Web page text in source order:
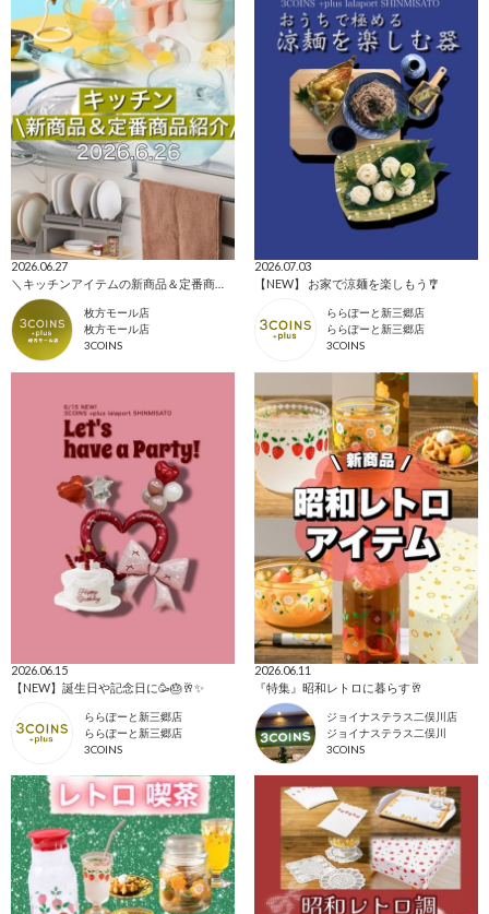
2026.06.27
枚方モール店
枚方モール店
3COINS
2026.07.03
【NEW】 お家で涼麺を楽しもう🎐
ららぽーと新三郷店
ららぽーと新三郷店
3COINS
2026.06.15
【NEW】誕生日や記念日に🥳🎂🥂✨
ららぽーと新三郷店
ららぽーと新三郷店
3COINS
2026.06.11
『特集』昭和レトロに暮らす🥂
ジョイナステラス二俣川店
ジョイナステラス二俣川
3COINS